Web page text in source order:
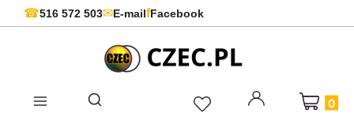
☎516 572 503✉E-mailfFacebook
Otwórz wyszukiwarkę
Produkty